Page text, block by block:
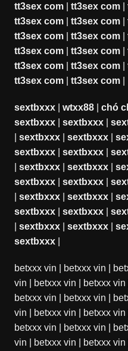
tt3sex com| tt3sex com|
tt3sex com| tt3sex com|
tt3sex com| tt3sex com|
tt3sex com| tt3sex com|
tt3sex com| tt3sex com|
tt3sex com| tt3sex com|
sextbxxx| wtxx88 chó
sextbxxx| sextbxxx|
sextbxxx| sextbxxx|
sextbxxx| sextbxxx|
sextbxxx| sextbxxx|
sextbxxx| sextbxxx|
sextbxxx| sextbxxx|
sextbxxx| sextbxxx|
sextbxxx| sextbxxx|
sextbxxx|
betxxx vin betxxx vin
vin
betxxx vin betxxx vin
betxxx vin
betxxx vin
vin
betxxx vin betxxx vin
betxxx vin
betxxx vin
vin
betxxx vin betxxx vin